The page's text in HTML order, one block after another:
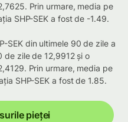
Prin urmare, media pe
SHP-SEK a fost de -1.49.
SEK din ultimele 90 de zile a
de zile de 12,9912 și o
Prin urmare, media pe
SHP-SEK a fost de 1.85.
pieței